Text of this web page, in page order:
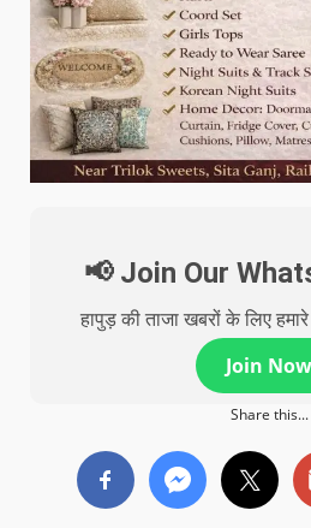
📢 Join Our
हापुड़ की ताजा खबरों के लिए
Join Now
Share this...